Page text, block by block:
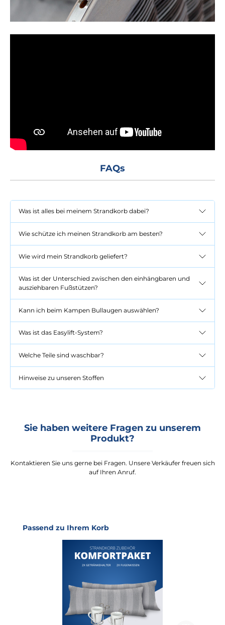
FAQs
Was ist alles bei meinem Strandkorb dabei?
Wie schütze ich meinen Strandkorb am besten?
Wie wird mein Strandkorb geliefert?
Was ist der Unterschied zwischen den einhängbaren und
ausziehbaren Fußstützen?
Kann ich beim Kampen Bullaugen auswählen?
Was ist das Easylift-System?
Welche Teile sind waschbar?
Hinweise zu unseren Stoffen
Sie haben weitere Fragen zu unserem
Produkt?
Kontaktieren Sie uns gerne bei Fragen. Unsere Verkäufer freuen sich
auf Ihren Anruf.
Produktgalerie überspringen
Passend zu Ihrem Korb